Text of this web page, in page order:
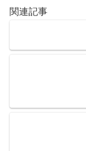
関連記事